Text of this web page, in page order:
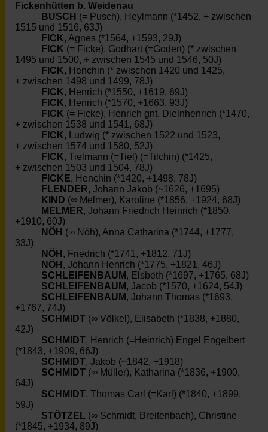
Fickenhütten b. Weidenau
BUSCH (= Pusch), Heylmann (*1452, + zwischen
1515 und 1516, 63J)
FICK, Agnes (*1564, +1593, 29J)
FICK (= Ficke), Godhart (=Godert) (* zwischen
1495 und 1500, + zwischen 1545 und 1546, 50J)
FICK, Henchin (* zwischen 1420 und 1425,
+ zwischen 1498 und 1499, 78J)
FICK, Henrich (*1550, +1619, 69J)
FICK, Henrich (*1570, +1663, 93J)
FICK (= Ficke), Henrich gnt. Dielnhenrich (*1470,
+ zwischen 1538 und 1541, 68J)
FICK, Ludwig (* zwischen 1522 und 1523,
+ zwischen 1574 und 1580, 52J)
FICK, Tielmann (=Tiel) (=Tilchin) (*1425,
+ zwischen 1503 und 1504, 78J)
FICKE, Henchin (*1420, +1498, 78J)
FLENDER, Johann Jakob (~1626, +1695)
KIND (∞ Melmer), Karoline (*1856, +1924, 68J)
MELMER, Johann Friedrich Heinrich (*1850,
+1910, 60J)
NÖH (∞ Nöh), Anna Catharina (*1744, +1777,
33J)
NÖH , Friedrich (*1741, +1812, 71J)
NÖH , Johann Henrich (*1775, +1821, 46J)
SCHLEIFENBAUM , Elsbeth (*1697, +1765, 68J)
SCHLEIFENBAUM , Jacob (*1570, +1624, 54J)
SCHLEIFENBAUM , Johann Thomas (*1693,
+1767, 74J)
SCHMIDT (∞ Völkel), Elisabeth (*1838, +1880,
42J)
SCHMIDT, Henrich (=Heinrich) Engel Engelbert
(*1843, +1909, 66J)
SCHMIDT, Jakob (~1842, +1918)
SCHMIDT (∞ Müller), Katharina (*1836, +1900,
64J)
SCHMIDT, Thomas Carl (=Karl) (*1840, +1899,
59J)
STÖTZEL (∞ Schmidt, Breitenbach), Christine
(*1845, +1934, 89J)